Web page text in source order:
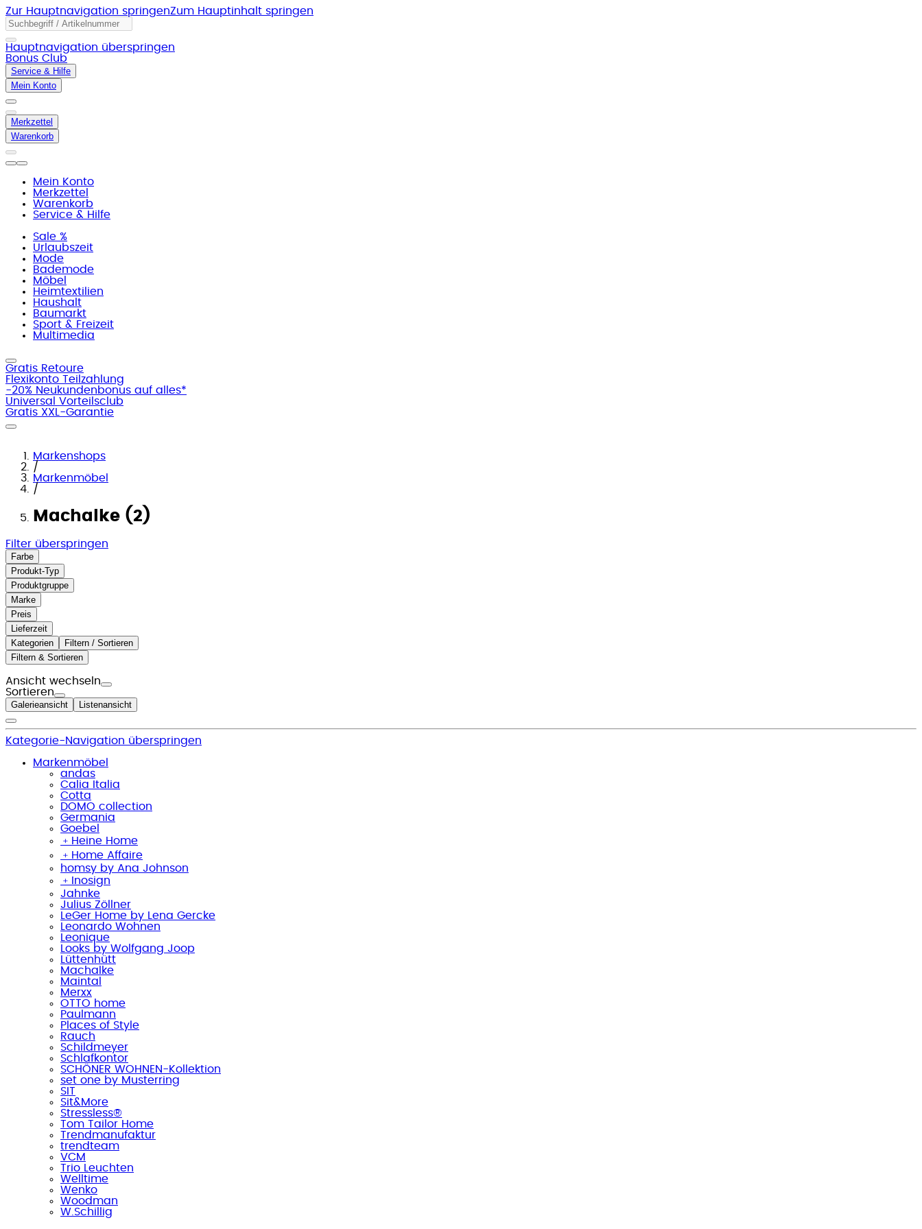
Zur Hauptnavigation springenZum Hauptinhalt springen
Hauptnavigation überspringen
Bonus Club
Service & Hilfe
Mein Konto
Merkzettel
Warenkorb
Mein Konto
Merkzettel
Warenkorb
Service & Hilfe
Sale %
Urlaubszeit
Mode
Bademode
Möbel
Heimtextilien
Haushalt
Baumarkt
Sport & Freizeit
Multimedia
Gratis Retoure
Flexikonto Teilzahlung
-20% Neukundenbonus auf alles*
Universal Vorteilsclub
Gratis XXL-Garantie
Markenshops
/
Markenmöbel
/
Machalke (2)
Filter überspringen
Farbe
Produkt-Typ
Produktgruppe
Marke
Preis
Lieferzeit
Kategorien
Filtern / Sortieren
Filtern & Sortieren
Ansicht wechseln
Sortieren
Galerieansicht Listenansicht
Kategorie-Navigation überspringen
Markenmöbel
andas
Calia Italia
Cotta
DOMO collection
Germania
Goebel
﹢ Heine Home
﹢ Home Affaire
homsy by Ana Johnson
﹢
Inosign
Jahnke
Julius Zöllner
LeGer Home by Lena Gercke
Leonardo Wohnen
Leonique
Looks by Wolfgang Joop
Lüttenhütt
Machalke
Maintal
Merxx
OTTO home
Paulmann
Places of Style
Rauch
Schildmeyer
Schlafkontor
SCHÖNER WOHNEN-Kollektion
set one by Musterring
SIT
Sit&More
Stressless®
Tom Tailor Home
Trendmanufaktur
trendteam
VCM
Trio Leuchten
Welltime
Wenko
Woodman
W.Schillig